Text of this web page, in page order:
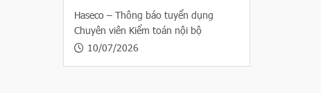
Haseco – Thông báo tuyển dụng
Chuyên viên Kiểm toán nội bộ
10/07/2026